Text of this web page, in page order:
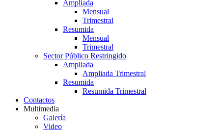
Ampliada
Mensual
Trimestral
Resumida
Mensual
Trimestral
Sector Público Restringido
Ampliada
Ampliada Trimestral
Resumida
Resumida Trimestral
Contactos
Multimedia
Galería
Video